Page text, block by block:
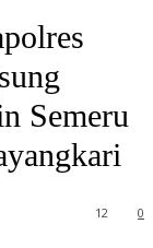
Semeru
0
12